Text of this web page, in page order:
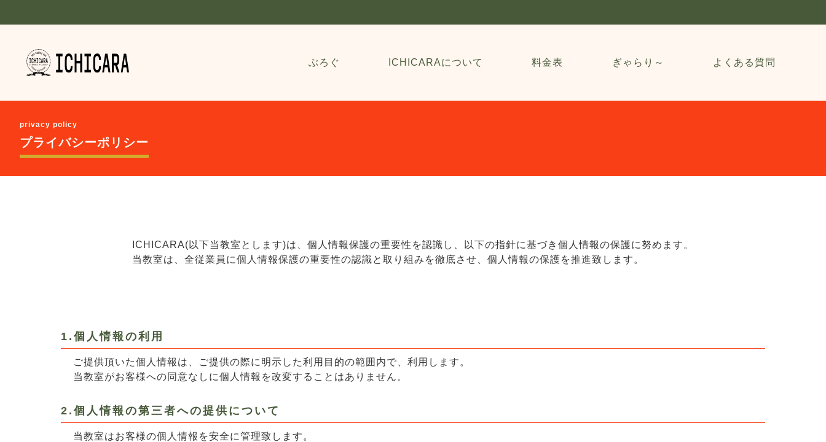
ぶろぐ ICHICARAについて 料金表 ぎゃらり～ よくある質問
privacy policy
プライバシーポリシー
ICHICARA(以下当教室とします)は、個人情報保護の重要性を認識し、以下の指針に基づき個人情報の保護に努めます。
当教室は、全従業員に個人情報保護の重要性の認識と取り組みを徹底させ、個人情報の保護を推進致します。
1.個人情報の利用
ご提供頂いた個人情報は、ご提供の際に明示した利用目的の範囲内で、利用します。
当教室がお客様への同意なしに個人情報を改変することはありません。
2.個人情報の第三者への提供について
当教室はお客様の個人情報を安全に管理致します。